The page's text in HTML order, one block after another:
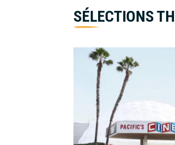
SÉLECTIONS